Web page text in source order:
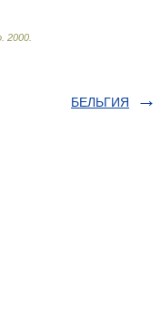
2000
БЕЛЬГИЯ